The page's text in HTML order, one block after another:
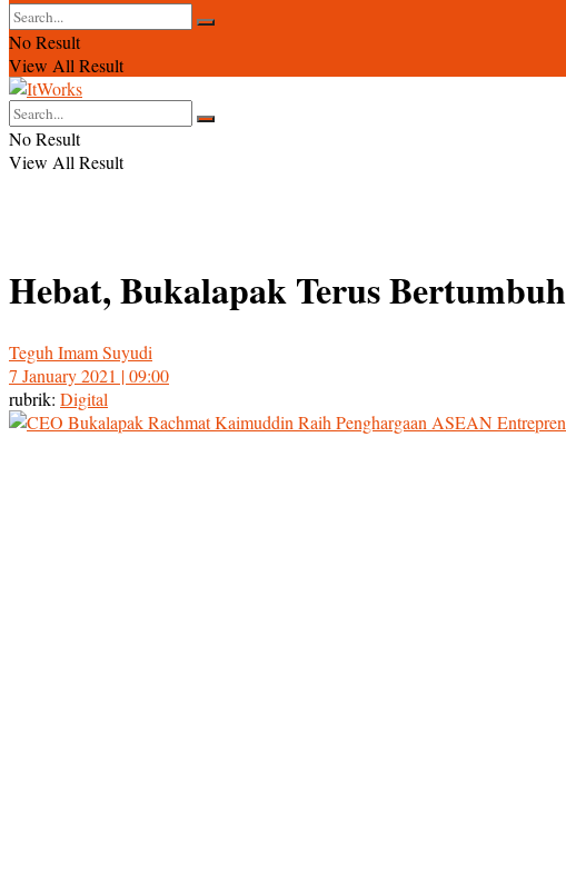
No Result
View All Result
No Result
View All Result
Hebat, Bukalapak Terus
Teguh Imam Suyudi
7 January 2021 | 09:00
rubrik: Digital